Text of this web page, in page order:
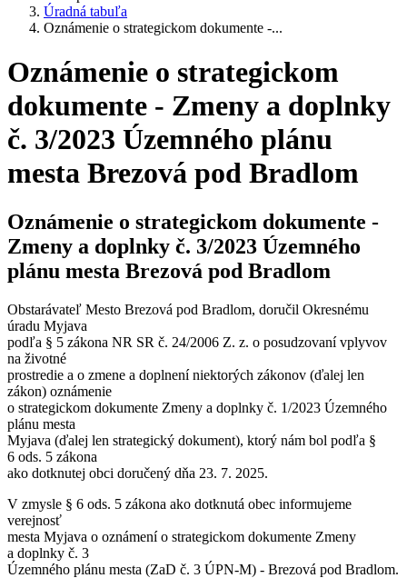
Úradná tabuľa
Oznámenie o strategickom dokumente -...
Oznámenie o strategickom
dokumente - Zmeny a doplnky
č. 3/2023 Územného plánu
mesta Brezová pod Bradlom
Oznámenie o strategickom dokumente -
Zmeny a doplnky č. 3/2023 Územného
plánu mesta Brezová pod Bradlom
Obstarávateľ Mesto Brezová pod Bradlom, doručil Okresnému
úradu Myjava
podľa § 5 zákona NR SR č. 24/2006 Z. z. o posudzovaní vplyvov
na životné
prostredie a o zmene a doplnení niektorých zákonov (ďalej len
zákon) oznámenie
o strategickom dokumente Zmeny a doplnky č. 1/2023 Územného
plánu mesta
Myjava (ďalej len strategický dokument), ktorý nám bol podľa §
6 ods. 5 zákona
ako dotknutej obci doručený dňa 23. 7. 2025.
V zmysle § 6 ods. 5 zákona ako dotknutá obec informujeme
verejnosť
mesta Myjava o oznámení o strategickom dokumente Zmeny
a doplnky č. 3
Územného plánu mesta (ZaD č. 3 ÚPN-M) - Brezová pod Bradlom.